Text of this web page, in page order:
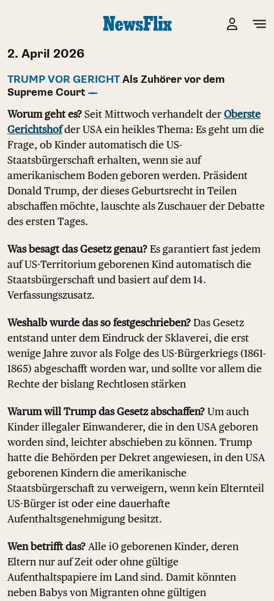
2. April 2026
TRUMP VOR GERICHTAls Zuhörer vor dem
Supreme Court
Worum geht es? Seit Mittwoch verhandelt der Oberste
Gerichtshofder USA ein heikles Thema: Es geht um die
Frage, ob Kinder automatisch die US-
Staatsbürgerschaft erhalten, wenn sie auf
amerikanischem Boden geboren werden. Präsident
Donald Trump, der dieses Geburtsrecht in Teilen
abschaffen möchte, lauschte als Zuschauer der Debatte
des ersten Tages.
Was besagt das Gesetz genau? Es garantiert fast jedem
auf US-Territorium geborenen Kind automatisch die
Staatsbürgerschaft und basiert auf dem 14.
Verfassungszusatz.
Weshalb wurde das so festgeschrieben? Das Gesetz
entstand unter dem Eindruck der Sklaverei, die erst
wenige Jahre zuvor als Folge des US-Bürgerkriegs (1861-
1865) abgeschafft worden war, und sollte vor allem die
Rechte der bislang Rechtlosen stärken
Warum will Trump das Gesetz abschaffen? Um auch
Kinder illegaler Einwanderer, die in den USA geboren
worden sind, leichter abschieben zu können. Trump
hatte die Behörden per Dekret angewiesen, in den USA
geborenen Kindern die amerikanische
Staatsbürgerschaft zu verweigern, wenn kein Elternteil
US-Bürger ist oder eine dauerhafte
Aufenthaltsgenehmigung besitzt.
Wen betrifft das? Alle i0 geborenen Kinder, deren
Eltern nur auf Zeit oder ohne gültige
Aufenthaltspapiere im Land sind. Damit könnten
neben Babys von Migranten ohne gültigen